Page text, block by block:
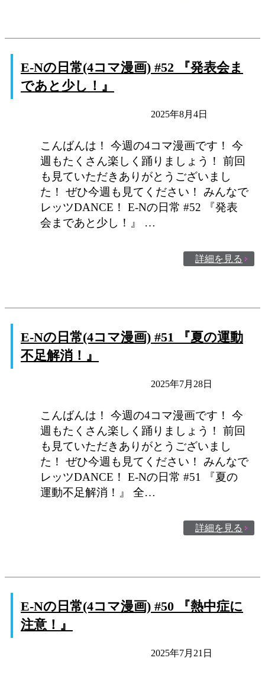
E-Nの日常(4コマ漫画) #52 『発表会ま
であと少し！』
2025年8月4日
こんばんは！ 今週の4コマ漫画です！ 今
週もたくさん楽しく踊りましょう！ 前回
も見ていただきありがとうございまし
た！ ぜひ今週も見てください！ みんなで
レッツDANCE！ E-Nの日常 #52 『発表
会まであと少し！』 …
詳細を見る
E-Nの日常(4コマ漫画) #51 『夏の運動
不足解消！』
2025年7月28日
こんばんは！ 今週の4コマ漫画です！ 今
週もたくさん楽しく踊りましょう！ 前回
も見ていただきありがとうございまし
た！ ぜひ今週も見てください！ みんなで
レッツDANCE！ E-Nの日常 #51 『夏の
運動不足解消！』 全…
詳細を見る
E-Nの日常(4コマ漫画) #50 『熱中症に
注意！』
2025年7月21日